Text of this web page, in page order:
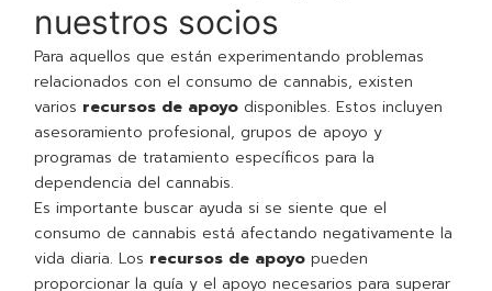
nuestros socios
Para aquellos que están experimentando problemas
relacionados con el consumo de cannabis, existen
varios recursos de apoyo disponibles. Estos incluyen
asesoramiento profesional, grupos de apoyo y
programas de tratamiento específicos para la
dependencia del cannabis.
Es importante buscar ayuda si se siente que el
consumo de cannabis está afectando negativamente la
vida diaria. Los recursos de apoyo pueden
proporcionar la guía y el apoyo necesarios para superar